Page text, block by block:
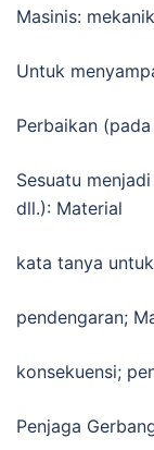
Masinis: mekanik
Untuk
Perbaikan
Sesuatu
dll.): Material
kata tanya
pendengaran;
konsekuensi;
Penjaga